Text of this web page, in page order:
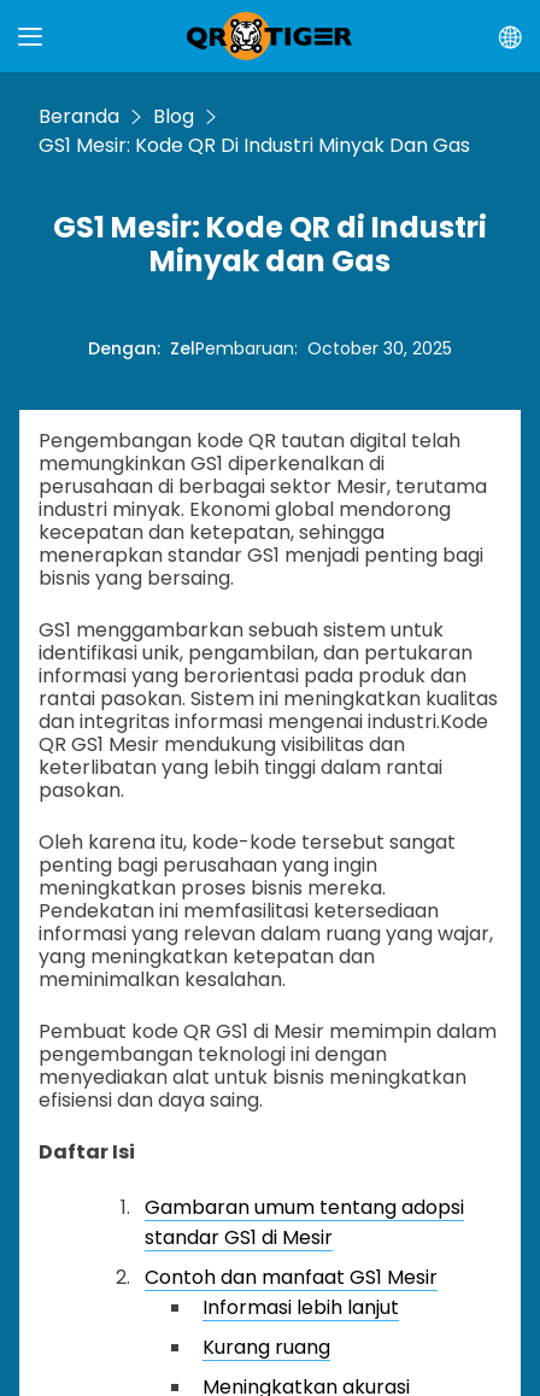
Beranda
Blog
GS1 Mesir: Kode QR Di Industri Minyak Dan Gas
GS1 Mesir: Kode QR di Industri
Minyak dan Gas
Dengan: ZelPembaruan: October 30, 2025
Pengembangan kode QR tautan digital telah
memungkinkan GS1 diperkenalkan di
perusahaan di berbagai sektor Mesir, terutama
industri minyak. Ekonomi global mendorong
kecepatan dan ketepatan, sehingga
menerapkan standar GS1 menjadi penting bagi
bisnis yang bersaing.
GS1 menggambarkan sebuah sistem untuk
identifikasi unik, pengambilan, dan pertukaran
informasi yang berorientasi pada produk dan
rantai pasokan. Sistem ini meningkatkan kualitas
dan integritas informasi mengenai industri.Kode
QR GS1 Mesir mendukung visibilitas dan
keterlibatan yang lebih tinggi dalam rantai
pasokan.
Oleh karena itu, kode-kode tersebut sangat
penting bagi perusahaan yang ingin
meningkatkan proses bisnis mereka.
Pendekatan ini memfasilitasi ketersediaan
informasi yang relevan dalam ruang yang wajar,
yang meningkatkan ketepatan dan
meminimalkan kesalahan.
Pembuat kode QR GS1 di Mesir memimpin dalam
pengembangan teknologi ini dengan
menyediakan alat untuk bisnis meningkatkan
efisiensi dan daya saing.
Daftar Isi
Gambaran umum tentang adopsi
standar GS1 di Mesir
Contoh dan manfaat GS1 Mesir
Informasi lebih lanjut
Kurang ruang
Meningkatkan akurasi